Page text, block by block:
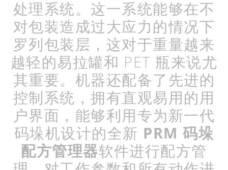
处理系统。这一系统能够在不
对包装造成过大应力的情况下
罗列包装层，这对于重量越来
越轻的易拉罐和 PET 瓶来说尤
其重要。机器还配备了先进的
控制系统，拥有直观易用的用
户界面，能够利用专为新一代
码垛机设计的全新 PRM码垛
配方管理器软件进行配方管